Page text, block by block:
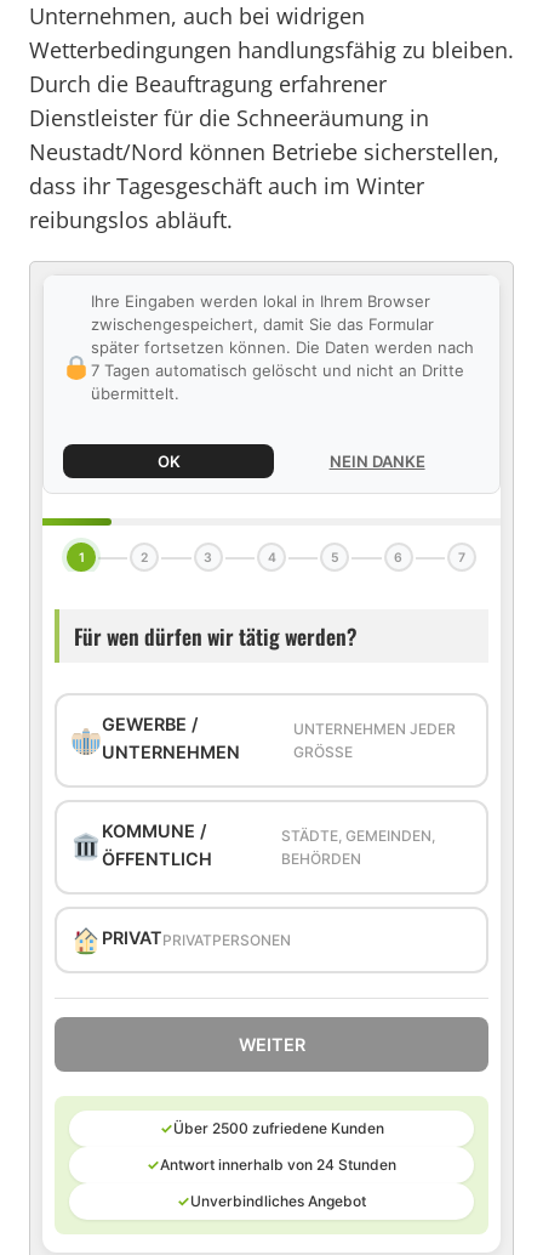
Unternehmen, auch bei widrigen
Wetterbedingungen handlungsfähig zu bleiben.
Durch die Beauftragung erfahrener
Dienstleister für die Schneeräumung in
Neustadt/Nord können Betriebe sicherstellen,
dass ihr Tagesgeschäft auch im Winter
reibungslos abläuft.
Ihre Eingaben werden lokal in Ihrem Browser
zwischengespeichert, damit Sie das Formular
später fortsetzen können. Die Daten werden nach
7 Tagen automatisch gelöscht und nicht an Dritte
übermittelt.
OK NEIN DANKE
1 2 3 4 5 6 7
Für wen dürfen wir tätig werden?
GEWERBE /
UNTERNEHMEN
UNTERNEHMEN JEDER
GRÖSSE
KOMMUNE /
ÖFFENTLICH
STÄDTE, GEMEINDEN,
BEHÖRDEN
PRIVATPRIVATPERSONEN
WEITER
✓Über 2500 zufriedene Kunden
✓Antwort innerhalb von 24 Stunden
✓Unverbindliches Angebot